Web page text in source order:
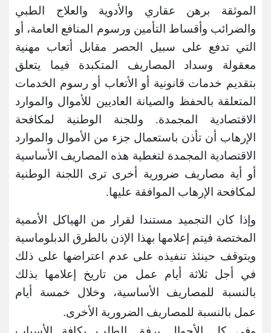
الموثقة برهن عقاري والأدوية والعلاج الطبي
والضرائب وأقساط التأمين ورسوم المنافع العامة، أو
التي تدفع على سبيل الحصر مقابل أتعاب مهنية
معقولة وسداد المصاريف المتكبدة فيما يتعلق
بتقديم خدمات قانونية أو الأتعاب أو رسوم الخدمات
المتعلقة بالحفظ والصيانة العاديين للأموال والموارد
الاقتصادية المجمدة. وللجنة الوطنية لمكافحة
الإرهاب أن تأذن باستعمال جزء من الأموال والموارد
الاقتصادية المجمدة لتغطية هذه المصاريف الأساسية
أو أية مصاريف ضرورية أخرى ترى اللجنة الوطنية
لمكافحة الإرهاب الموافقة عليها.
وإذا كان التجميد مستندا لقرار من الهياكل الأممية
المختصة فيتم إعلامها بهذا الإذن بالطرق الدبلوماسية
ويتوقف حينئذ تنفيذه على عدم اعتراضها على ذلك
في أجل ثلاثة أيام عمل من تاريخ إعلامها بذلك
بالنسبة للمصاريف الأساسية، وخلال خمسة أيام
عمل بالنسبة للمصاريف الضرورية الأخرى.